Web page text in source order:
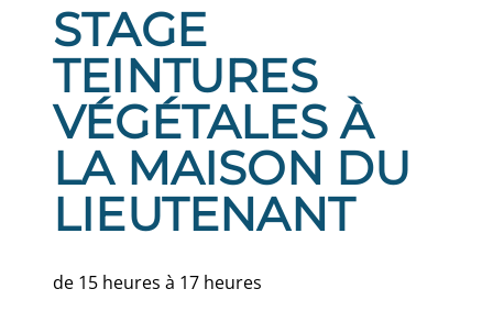
STAGE
TEINTURES
VÉGÉTALES À
LA MAISON DU
LIEUTENANT
de 15 heures à 17 heures